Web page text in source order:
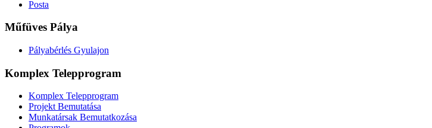
Posta
Műfüves Pálya
Pályabérlés Gyulajon
Komplex Telepprogram
Komplex Telepprogram
Projekt Bemutatása
Munkatársak Bemutatkozása